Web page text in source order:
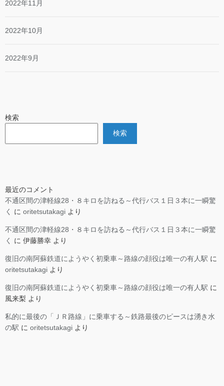
2022年11月
2022年10月
2022年9月
検索
検索
最近のコメント
不通区間の津軽線28・８キロを訪ねる～代行バス１日３本に一瞬驚
く
に oritetsutakagi より
不通区間の津軽線28・８キロを訪ねる～代行バス１日３本に一瞬驚
く
に 伊藤勝幸 より
復旧の南阿蘇鉄道にようやく初乗車～路線の顔役は唯一の有人駅 に
oritetsutakagi より
復旧の南阿蘇鉄道にようやく初乗車～路線の顔役は唯一の有人駅 に
風来梨 より
私的に最後の「ＪＲ路線」に乗車する～鉄路最後のピースは湧き水
の駅 に oritetsutakagi より